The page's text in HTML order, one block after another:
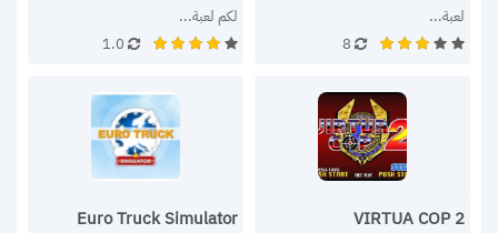
لعبة...
8
لكم لعبة...
1.0
VIRTUA COP 2
Euro Truck Simulator